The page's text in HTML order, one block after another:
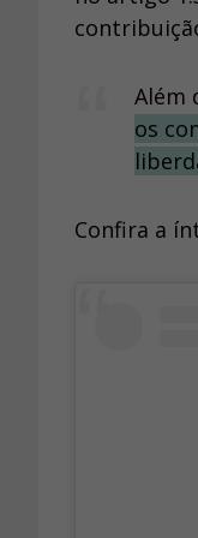
Além
os
Confira a